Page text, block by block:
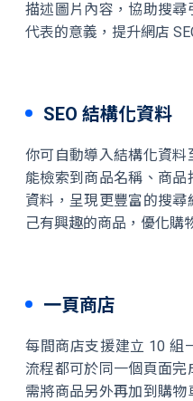
描述圖片內容，協助搜
代表的意義，提升網店
SEO 結構化資料
你可自動導入結構化資
能檢索到商品名稱、商
資料，呈現更豐富的搜
己有興趣的商品，優化購
一頁商店
每間商店支援建立 10 組
流程都可於同一個頁面
需將商品另外再加到購